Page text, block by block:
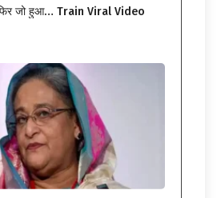
फिर जो हुआ… Train Viral Video